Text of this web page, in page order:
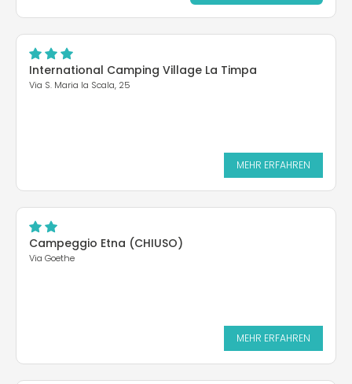
International Camping Village La Timpa
Via S. Maria la Scala, 25
MEHR ERFAHREN
Campeggio Etna (CHIUSO)
Via Goethe
MEHR ERFAHREN